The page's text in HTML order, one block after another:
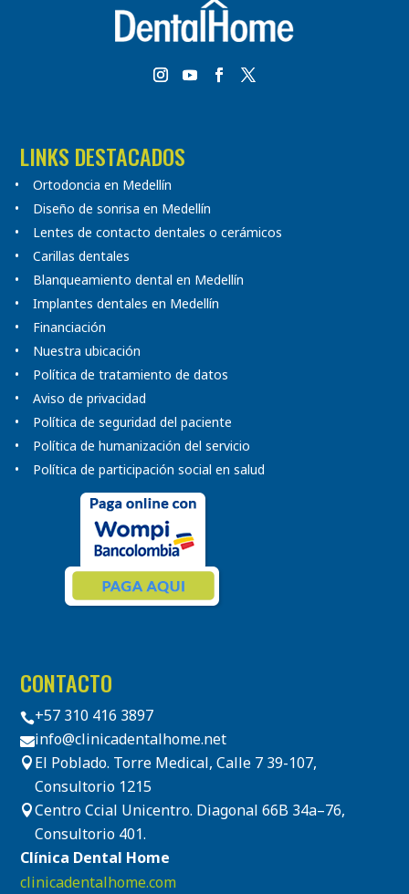
LINKS DESTACADOS
Ortodoncia en Medellín
Diseño de sonrisa en Medellín
Lentes de contacto dentales o cerámicos
Carillas dentales
Blanqueamiento dental en Medellín
Implantes dentales en Medellín
Financiación
Nuestra ubicación
Política de tratamiento de datos
Aviso de privacidad
Política de seguridad del paciente
Política de humanización del servicio
Política de participación social en salud
CONTACTO
+57 310 416 3897
info@clinicadentalhome.net
 El Poblado. Torre Medical, Calle 7 39-107,
Consultorio 1215
Centro Ccial Unicentro. Diagonal 66B 34a–76,
Consultorio 401.
Clínica Dental Home
clinicadentalhome.com